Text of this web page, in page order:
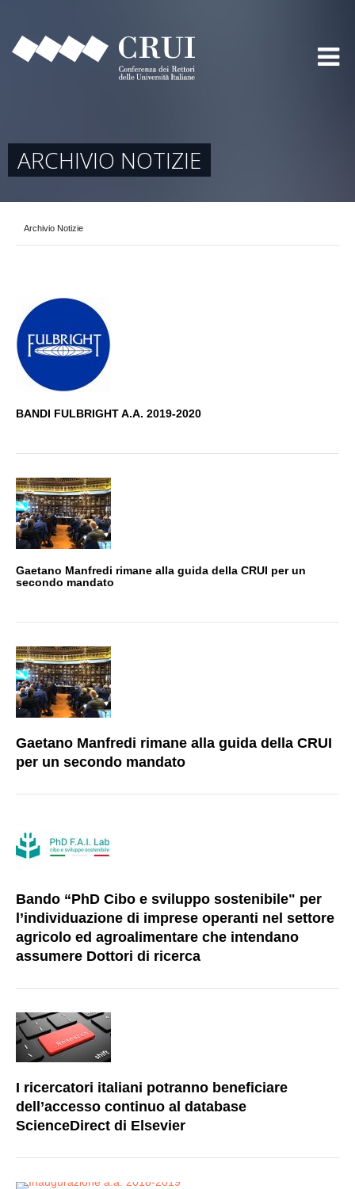
ARCHIVIO NOTIZIE
Archivio Notizie
BANDI FULBRIGHT A.A. 2019-2020
Gaetano Manfredi rimane alla guida della CRUI per un
secondo mandato
Gaetano Manfredi rimane alla guida della CRUI
per un secondo mandato
Bando “PhD Cibo e sviluppo sostenibile" per
l’individuazione di imprese operanti nel settore
agricolo ed agroalimentare che intendano
assumere Dottori di ricerca
I ricercatori italiani potranno beneficiare
dell’accesso continuo al database
ScienceDirect di Elsevier